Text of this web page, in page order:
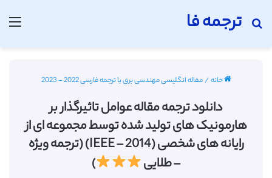
ترجمه فا
جستجو برای
خانه/مقاله انگلیسی مهندسی برق با ترجمه فارسی 2022 - 2023
دانلود ترجمه مقاله عوامل تاثیرگذار بر
هارمونیک های تولید شده توسط مجموعه ای از
رایانه های شخصی (IEEE – 2014) (ترجمه ویژه
– طلایی
)